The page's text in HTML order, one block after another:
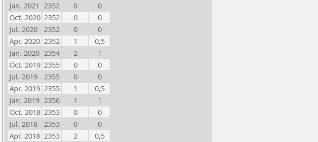
Jan. 2021 2352 0
0
Oct. 2020 2352 0
0
Jul. 2020
2352 0
0
Apr. 2020 2352 1
0,5
Jan. 2020 2354 2
1
Oct. 2019 2355 0
0
Jul. 2019
2355 0
0
Apr. 2019 2355 1
0,5
Jan. 2019 2356 1
1
Oct. 2018 2353 0
0
Jul. 2018
2353 0
0
Apr. 2018 2353 2
0,5